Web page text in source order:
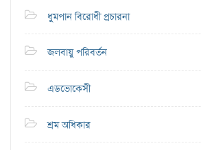
ধুমপান বিরোধী প্রচারনা
জলবায়ু পরিবর্তন
এডভোকেসী
শ্রম অধিকার